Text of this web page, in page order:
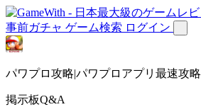
事前ガチャ ゲーム検索 ログイン
パワプロ攻略|パワプロアプリ最速攻略
掲示板Q&A